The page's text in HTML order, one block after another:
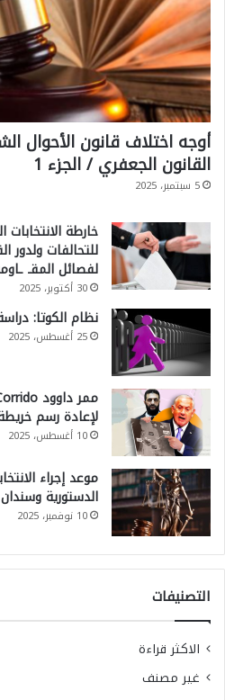
ل
س
ا
س
ي
أوجه اختلاف قانون الأحوال
القانون الجعفري / الجزء 1
5 سبتمبر، 2025
للتحالفات ولدور
لفصائل المقـ
30 أكتوبر، 2025
نظام الكوتا:
25 أغسطس، 2025
لإعادة رسم
10 أغسطس، 2025
موعد إجراء
الدستورية
10 نوفمبر، 2025
التصنيفات
الاكثر قراءة
غير مصنف